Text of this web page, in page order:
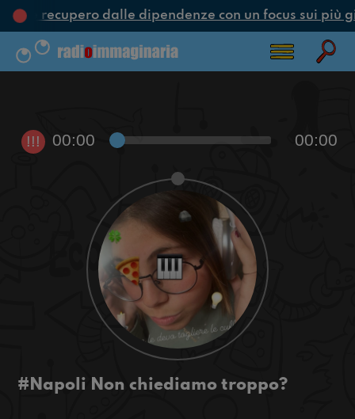
e recupero dalle dipendenze con un focus sui più
!!! 00:00 00:00
#Napoli Non chiediamo troppo?